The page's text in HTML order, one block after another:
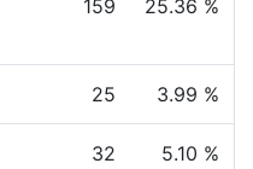
159 25.36 %
25 3.99 %
32 5.10 %